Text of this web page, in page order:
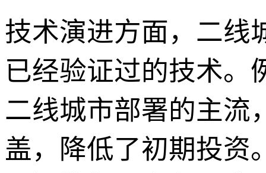
技术演进方面，二线
已经验证过的技术。
二线城市部署的主流
盖，降低了初期投资